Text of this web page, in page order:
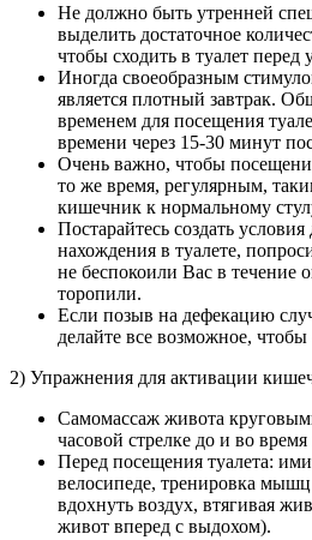
Не должно быть утренней
выделить достаточное
чтобы сходить в туалет перед
Иногда своеобразным
является плотный завтрак.
временем для посещения
времени через 15-30 минут
Очень важно, чтобы
то же время, регулярным,
кишечник к нормальному
Постарайтесь создать
нахождения в туалете,
не беспокоили Вас в течение
торопили.
Если позыв на дефекацию
делайте все возможное, чтобы
2) Упражнения для активации
Самомассаж живота
часовой стрелке до и во
Перед посещения туалета:
велосипеде, тренировка
вдохнуть воздух, втягивая
живот вперед с выдохом).